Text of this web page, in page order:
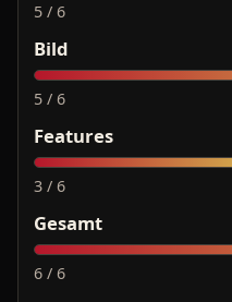
5 / 6
Bild
5 / 6
Features
3 / 6
Gesamt
6 / 6